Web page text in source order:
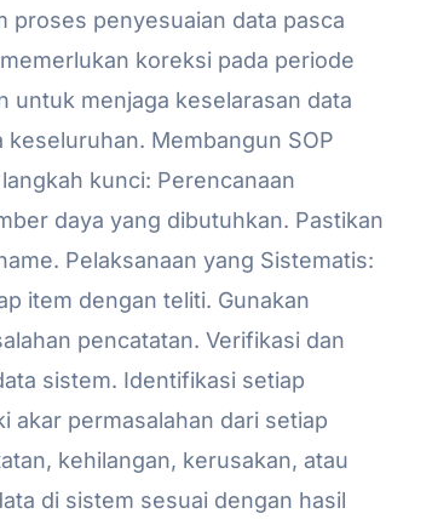
proses penyesuaian data pasca
koreksi pada periode
untuk menjaga keselarasan data
Membangun SOP
kunci: Perencanaan
daya yang dibutuhkan. Pastikan
Pelaksanaan yang Sistematis:
item dengan teliti. Gunakan
pencatatan. Verifikasi dan
sistem. Identifikasi setiap
akar permasalahan dari setiap
kehilangan, kerusakan, atau
di sistem sesuai dengan hasil